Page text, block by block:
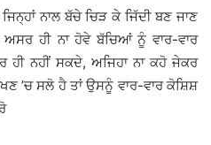
ਨਾਲ ਬੱਚੇ ਚਿੜ ਕੇ ਜਿੱਦੀ ਬਣ ਜਾਣ
ਹੀ ਨਾ ਹੋਵੇ ਬੱਚਿਆਂ ਨੂੰ ਵਾਰ-ਵਾਰ
ਹੀ ਨਹੀਂ ਸਕਦੇ, ਅਜਿਹਾ ਨਾ ਕਹੋ ਜੇਕਰ
’ਚ ਸਲੋ ਹੈ ਤਾਂ ਉਸਨੂੰ ਵਾਰ-ਵਾਰ ਕੋਸ਼ਿਸ਼